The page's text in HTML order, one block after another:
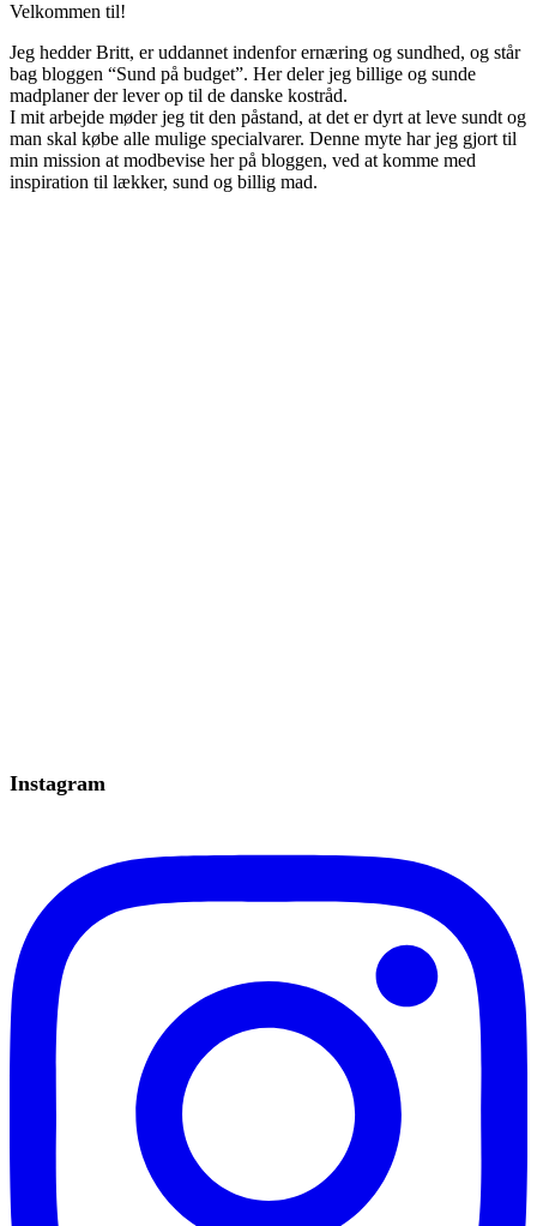
Velkommen til!
Jeg hedder Britt, er uddannet indenfor ernæring og sundhed, og står
bag bloggen “Sund på budget”. Her deler jeg billige og sunde
madplaner der lever op til de danske kostråd.
I mit arbejde møder jeg tit den påstand, at det er dyrt at leve sundt og
man skal købe alle mulige specialvarer. Denne myte har jeg gjort til
min mission at modbevise her på bloggen, ved at komme med
inspiration til lækker, sund og billig mad.
Instagram